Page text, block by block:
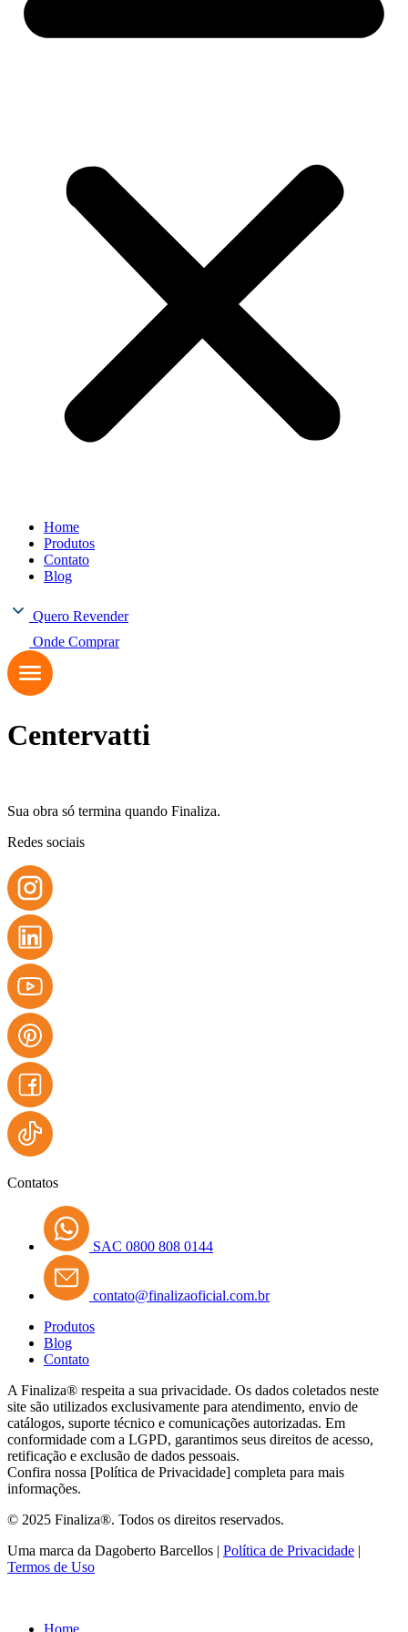
Home
Produtos
Contato
Blog
Quero Revender
Onde Comprar
Centervatti
Sua obra só termina quando Finaliza.
Redes sociais
Contatos
SAC 0800 808 0144
contato@finalizaoficial.com.br
Produtos
Blog
Contato
A Finaliza® respeita a sua privacidade. Os dados coletados neste
site são utilizados exclusivamente para atendimento, envio de
catálogos, suporte técnico e comunicações autorizadas. Em
conformidade com a LGPD, garantimos seus direitos de acesso,
retificação e exclusão de dados pessoais.
Confira nossa [Política de Privacidade] completa para mais
informações.
© 2025 Finaliza®. Todos os direitos reservados.
Uma marca da Dagoberto Barcellos | Política de Privacidade |
Termos de Uso
Home